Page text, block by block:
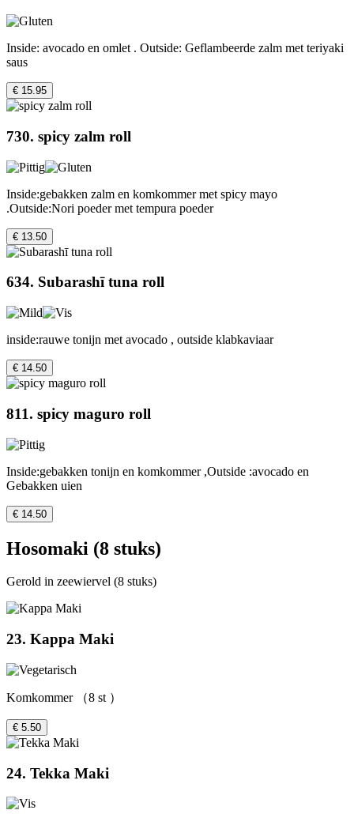
Inside: avocado en omlet . Outside: Geflambeerde zalm met teriyaki
saus
€ 15.95
730. spicy zalm roll
Inside:gebakken zalm en komkommer met spicy mayo
.Outside:Nori poeder met tempura poeder
€ 13.50
634. Subarashī tuna roll
inside:rauwe tonijn met avocado , outside klabkaviaar
€ 14.50
811. spicy maguro roll
Inside:gebakken tonijn en komkommer ,Outside :avocado en
Gebakken uien
€ 14.50
Hosomaki (8 stuks)
Gerold in zeewiervel (8 stuks)
23. Kappa Maki
Komkommer （8 st ）
€ 5.50
24. Tekka Maki